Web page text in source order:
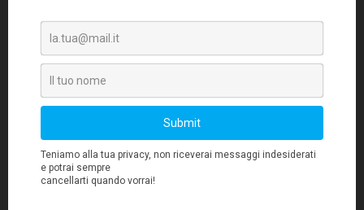
Design IT (al primo posto per importanza con
il 32%) e Strumenti di Collaborazione e Dati
(al primo posto per il 25%).
Oggi, Boomi supporta oltre 12.000 clienti in
una varietà di settori tra cui la sanità, l'e-
commerce, l'energia, l'industria manifatturiera,
i prodotti farmaceutici e l'istruzione superiore.